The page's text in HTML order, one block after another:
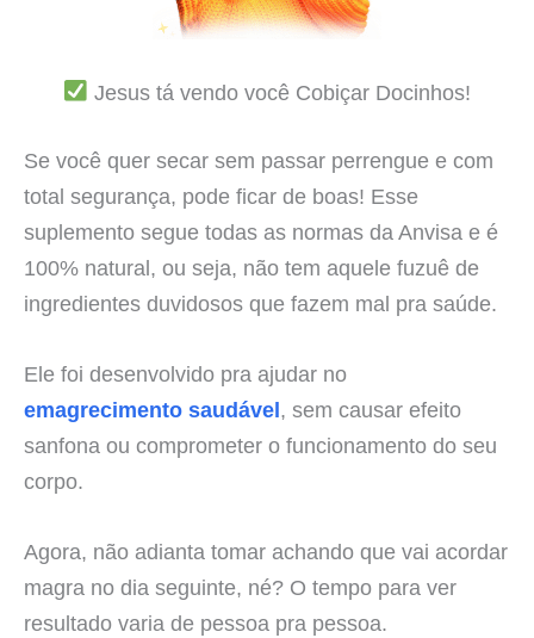
Jesus tá vendo você Cobiçar Docinhos!
Se você quer secar sem passar perrengue e com
total segurança, pode ficar de boas! Esse
suplemento segue todas as normas da Anvisa e é
100% natural, ou seja, não tem aquele fuzuê de
ingredientes duvidosos que fazem mal pra saúde.
Ele foi desenvolvido pra ajudar no
emagrecimento saudável, sem causar efeito
sanfona ou comprometer o funcionamento do seu
corpo.
Agora, não adianta tomar achando que vai acordar
magra no dia seguinte, né? O tempo para ver
resultado varia de pessoa pra pessoa.